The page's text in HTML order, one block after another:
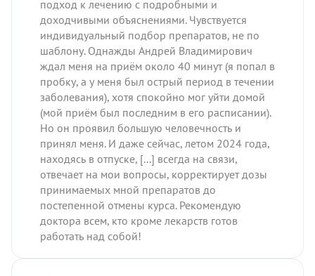
подход к лечению с подробными и
доходчивыми объяснениями. Чувствуется
индивидуальный подбор препаратов, не по
шаблону. Однажды Андрей Владимирович
ждал меня на приём около 40 минут (я попал в
пробку, а у меня был острый период в течении
заболевания), хотя спокойно мог уйти домой
(мой приём был последним в его расписании).
Но он проявил большую человечность и
принял меня. И даже сейчас, летом 2024 года,
находясь в отпуске, [...] всегда на связи,
отвечает на мои вопросы, корректирует дозы
принимаемых мной препаратов до
постепенной отмены курса. Рекомендую
доктора всем, кто кроме лекарств готов
работать над собой!